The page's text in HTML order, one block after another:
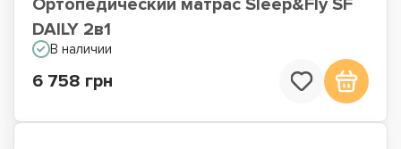
DAILY 2в1
В наличии
6 758 грн